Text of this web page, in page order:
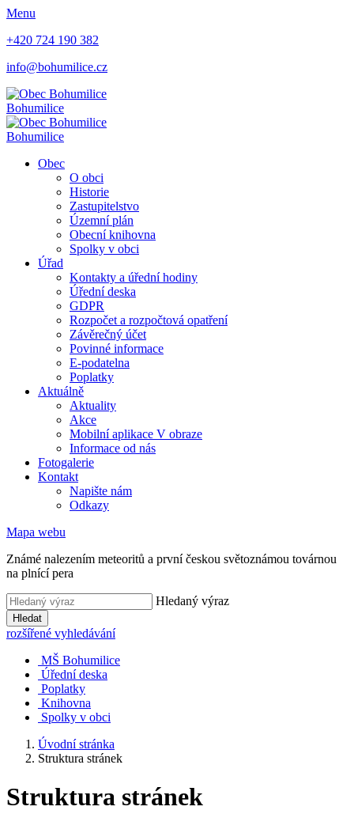
Menu
+420 724 190 382
info@bohumilice.cz
Bohumilice
Bohumilice
Obec
O obci
Historie
Zastupitelstvo
Územní plán
Obecní knihovna
Spolky v obci
Úřad
Kontakty a úřední hodiny
Úřední deska
GDPR
Rozpočet a rozpočtová opatření
Závěrečný účet
Povinné informace
E-podatelna
Poplatky
Aktuálně
Aktuality
Akce
Mobilní aplikace V obraze
Informace od nás
Fotogalerie
Kontakt
Napište nám
Odkazy
Mapa webu
Známé nalezením meteoritů a první českou světoznámou továrnou
na plnící pera
Hledaný výraz
Hledat
rozšířené vyhledávání
MŠ Bohumilice
Úřední deska
Poplatky
Knihovna
Spolky v obci
Úvodní stránka
Struktura stránek
Struktura stránek